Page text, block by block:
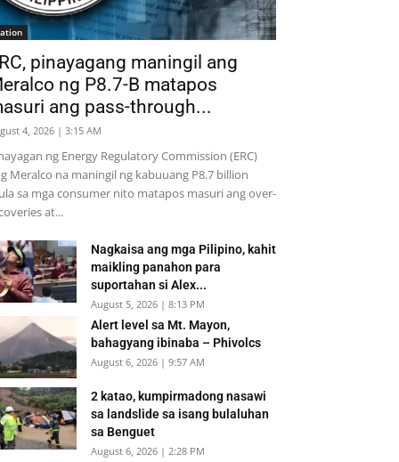
pinayagang maningil ang
ng P8.7-B matapos
ang pass-through...
4, 2026 | 3:15 AM
ng Energy Regulatory Commission (ERC)
Meralco na maningil ng kabuuang P8.7 billion
sa mga consumer nito matapos masuri ang over-
at...
Nagkaisa ang mga Pilipino, kahit
maikling panahon para
suportahan si Alex...
August 5, 2026 | 8:13 PM
Alert level sa Mt. Mayon,
bahagyang ibinaba – Phivolcs
August 6, 2026 | 9:57 AM
2 katao, kumpirmadong nasawi
sa landslide sa isang bulaluhan
sa Benguet
August 6, 2026 | 2:28 PM